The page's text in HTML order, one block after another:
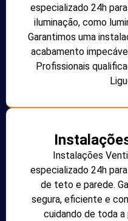
especializado 24h
iluminação, como
Garantimos uma
acabamento
Profissionais
Instalações
especializado 24h
de teto e parede.
segura, eficiente e
cuidando de toda